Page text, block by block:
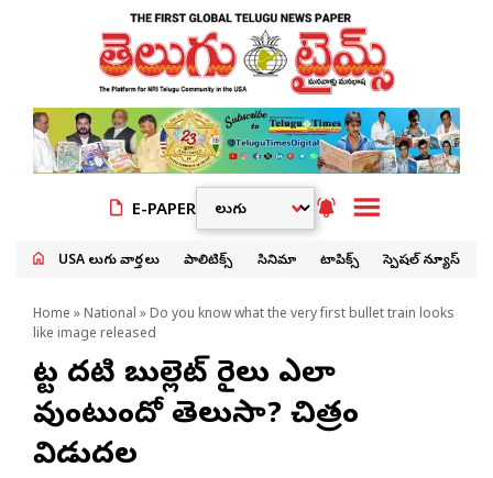
E-PAPER
USA తెలుగు వార్తలు పాలిటిక్స్ సినిమా టాపిక్స్ స్పెషల్ న్యూస్
Home » National » Do you know what the very first bullet train looks
like image released
మొట్ట మొదటి బుల్లెట్ రైలు ఎలా
వుంటుందో తెలుసా? చిత్రం
విడుదల